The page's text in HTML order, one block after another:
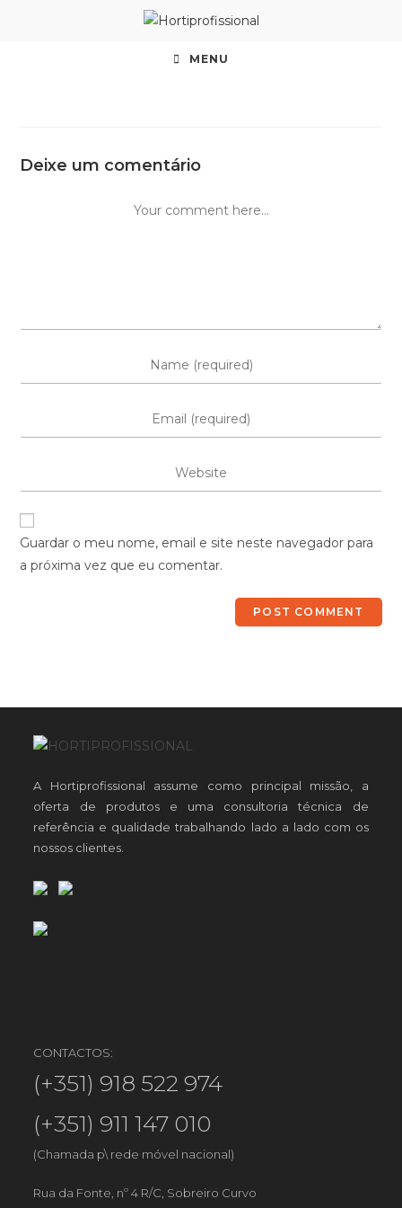
MENU
Deixe um comentário
Guardar o meu nome, email e site neste navegador para
a próxima vez que eu comentar.
A Hortiprofissional assume como principal missão, a
oferta de produtos e uma consultoria técnica de
referência e qualidade trabalhando lado a lado com os
nossos clientes.
CONTACTOS:
(+351) 918 522 974
(+351) 911 147 010
(Chamada p\ rede móvel nacional)
Rua da Fonte, nº 4 R/C, Sobreiro Curvo